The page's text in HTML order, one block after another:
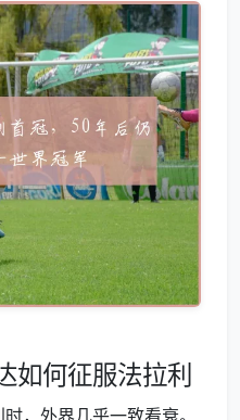
如何征服法拉利
，外界几乎一致看衰。